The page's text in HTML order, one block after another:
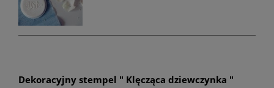
Dekoracyjny stempel " Klęcząca dziewczynka "